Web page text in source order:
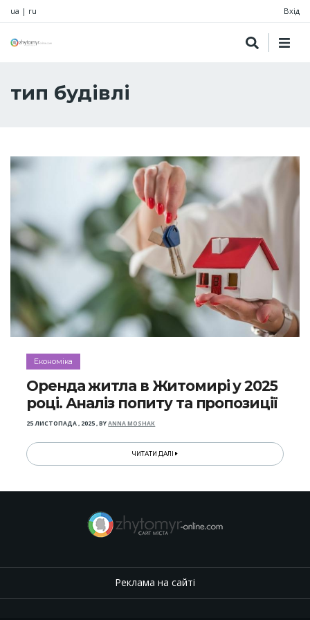
ua | ru Вхід
тип будівлі
Економіка
Оренда житла в Житомирі у 2025
році. Аналіз попиту та пропозиції
25 ЛИСТОПАДА , 2025,BYANNA MOSHAK
ЧИТАТИ ДАЛІ
Реклама на сайті